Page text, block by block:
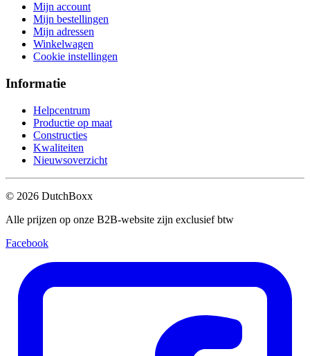
Mijn account
Mijn bestellingen
Mijn adressen
Winkelwagen
Cookie instellingen
Informatie
Helpcentrum
Productie op maat
Constructies
Kwaliteiten
Nieuwsoverzicht
© 2026 DutchBoxx
Alle prijzen op onze B2B-website zijn exclusief btw
Facebook